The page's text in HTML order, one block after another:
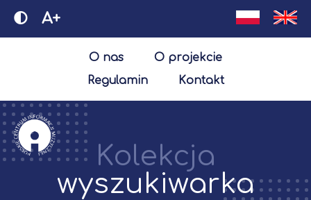
A+
O nas
O projekcie
Regulamin
Kontakt
Kolekcja
wyszukiwarka